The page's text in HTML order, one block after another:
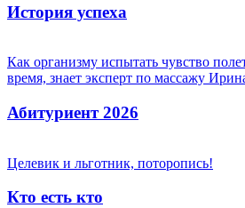
История успеха
Как организму испытать чувство
время, знает эксперт по массажу
Абитуриент 2026
Целевик и льготник, поторопись!
Кто есть кто